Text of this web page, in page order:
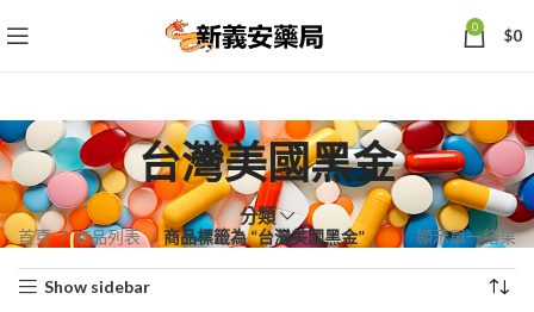
0 $0
台灣美國黑金
分類
首頁 商品列表 商品標籤為 “台灣美國黑金” 顯示單一結果
Show sidebar